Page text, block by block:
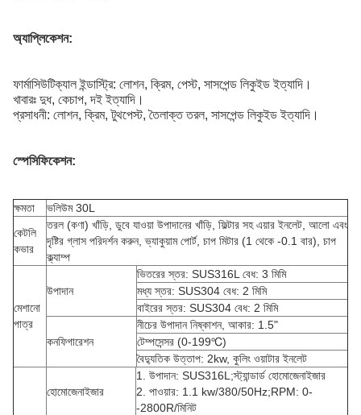
অ্যাপ্লিকেশন:
ফার্মাসিউটিক্যাল ইন্ডাস্ট্রি: লোশন, ক্রিম, পেস্ট, সাসপেন্ড লিকুইড ইত্যাদি।
খাবারঃ দুধ, কেচাপ, দই ইত্যাদি।
প্রসাধনী: লোশন, ক্রিম, টুথপেস্ট, তৈলাক্ত তরল, সাসপেন্ড লিকুইড ইত্যাদি।
স্পেসিফিকেশন:
ক্ষমতা
ভলিউম 30L
কেটলি
কভার
তরল (কণা) খাঁড়ি, ডুবে যাওয়া উপাদানের খাঁড়ি, ফিল্টার সহ এয়ার ইনলেট, আলো এবং
দৃষ্টির গ্লাস পরিদর্শন করুন, ভ্যাকুয়াম পোর্ট, চাপ মিটার (1 থেকে -0.1 বার), চাপ
ক্ল্যাম্প
মেশানো
পাত্র
উপাদান
ভিতরের স্তর: SUS316L বেধ: 3 মিমি
মধ্য স্তর: SUS304 বেধ: 2 মিমি
বাইরের স্তর: SUS304 বেধ: 2 মিমি
কনফিগারেশন
নীচের উপাদান নিষ্কাশন, আকার: 1.5"
টেম্পসেন্সর (0-199℃)
বৈদ্যুতিক উত্তাপ: 2kw, কুলিং ওয়াটার ইনলেট
হোমোজেনাইজার
1. উপাদান: SUS316L;স্ট্যান্ডার্ড হোমোজেনাইজার
2. পাওয়ার: 1.1 kw/380/50Hz;RPM: 0-
-2800R/মিনিট